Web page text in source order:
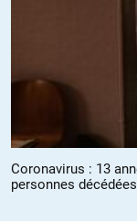
Coronavirus : 13
personnes